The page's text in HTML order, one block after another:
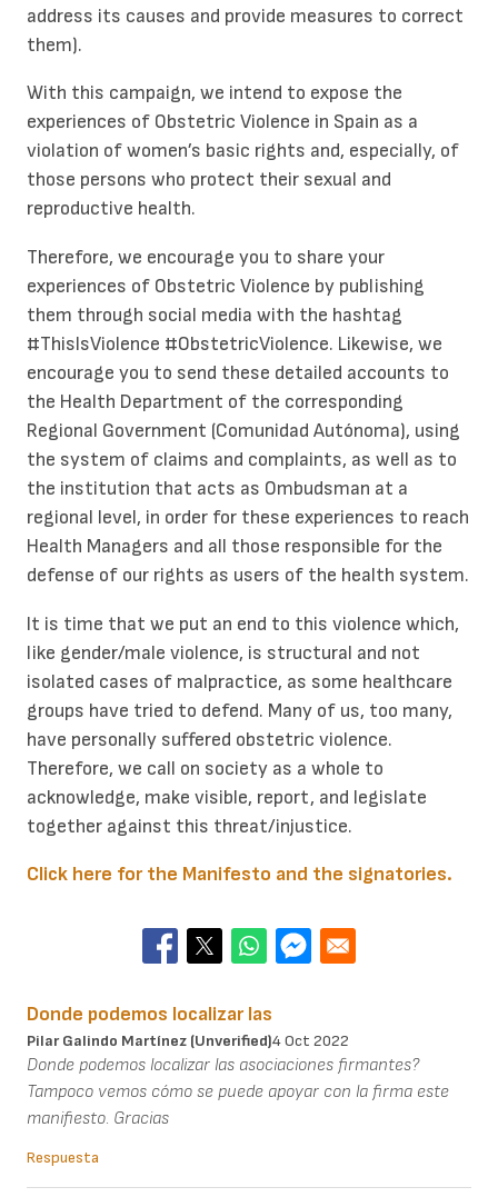
address its causes and provide measures to correct
them).
With this campaign, we intend to expose the
experiences of Obstetric Violence in Spain as a
violation of women’s basic rights and, especially, of
those persons who protect their sexual and
reproductive health.
Therefore, we encourage you to share your
experiences of Obstetric Violence by publishing
them through social media with the hashtag
#ThisIsViolence #ObstetricViolence. Likewise, we
encourage you to send these detailed accounts to
the Health Department of the corresponding
Regional Government (Comunidad Autónoma), using
the system of claims and complaints, as well as to
the institution that acts as Ombudsman at a
regional level, in order for these experiences to reach
Health Managers and all those responsible for the
defense of our rights as users of the health system.
It is time that we put an end to this violence which,
like gender/male violence, is structural and not
isolated cases of malpractice, as some healthcare
groups have tried to defend. Many of us, too many,
have personally suffered obstetric violence.
Therefore, we call on society as a whole to
acknowledge, make visible, report, and legislate
together against this threat/injustice.
Click here for the Manifesto and the signatories.
Donde podemos localizar las
Pilar Galindo Martínez (unverified)4 Oct 2022
Donde podemos localizar las asociaciones firmantes?
Tampoco vemos cómo se puede apoyar con la firma este
manifiesto. Gracias
Respuesta